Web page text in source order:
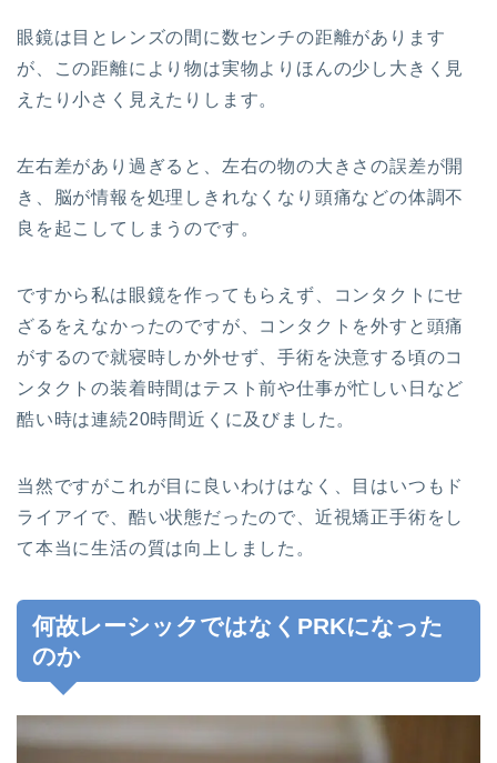
眼鏡は目とレンズの間に数センチの距離があります
が、この距離により物は実物よりほんの少し大きく見
えたり小さく見えたりします。
左右差があり過ぎると、左右の物の大きさの誤差が開
き、脳が情報を処理しきれなくなり頭痛などの体調不
良を起こしてしまうのです。
ですから私は眼鏡を作ってもらえず、コンタクトにせ
ざるをえなかったのですが、コンタクトを外すと頭痛
がするので就寝時しか外せず、手術を決意する頃のコ
ンタクトの装着時間はテスト前や仕事が忙しい日など
酷い時は連続20時間近くに及びました。
当然ですがこれが目に良いわけはなく、目はいつもド
ライアイで、酷い状態だったので、近視矯正手術をし
て本当に生活の質は向上しました。
何故レーシックではなくPRKになった
のか